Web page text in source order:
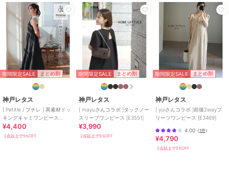
期間限定SALE まとめ割
神戸レタス
[ Petitle / プチレ ] 異素材ドッ
キングキャミワンピース
[E3457]
¥4,400
2点以上で5%OFF
期間限定SALE まとめ割
神戸レタス
[ mayuさんコラボ ]タックノー
スリーブワンピース [E3551]
¥3,990
2点以上で5%OFF
期間限定SALE まとめ割
神戸レタス
[ yuiさんコラボ ]前後2wayプ
リーツワンピース [E3469]
4.00（1件）
¥4,790
2点以上で5%OFF